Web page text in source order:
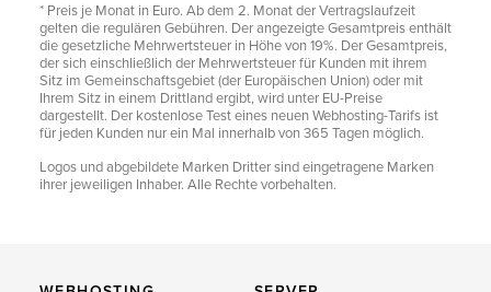
* Preis je Monat in Euro. Ab dem 2. Monat der Vertragslaufzeit
gelten die regulären Gebühren. Der angezeigte Gesamtpreis enthält
die gesetzliche Mehrwertsteuer in Höhe von 19%. Der Gesamtpreis,
der sich einschließlich der Mehrwertsteuer für Kunden mit ihrem
Sitz im Gemeinschaftsgebiet (der Europäischen Union) oder mit
Ihrem Sitz in einem Drittland ergibt, wird unter EU-Preise
dargestellt. Der kostenlose Test eines neuen Webhosting-Tarifs ist
für jeden Kunden nur ein Mal innerhalb von 365 Tagen möglich.
Logos und abgebildete Marken Dritter sind eingetragene Marken
ihrer jeweiligen Inhaber. Alle Rechte vorbehalten.